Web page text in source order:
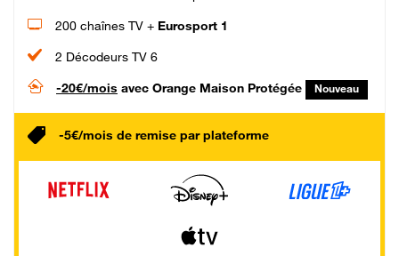
200 chaînes TV + Eurosport 1
2 Décodeurs TV 6
-20€/mois avec Orange Maison Protégée Nouveau
-5€/mois de remise par plateforme